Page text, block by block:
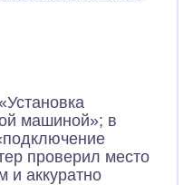
машиной»; в
проверил место
и аккуратно